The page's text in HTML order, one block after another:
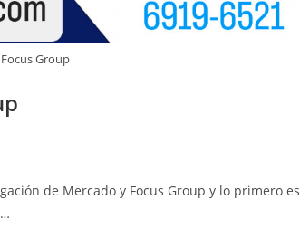
Group
de Mercado y Focus Group y lo primero es